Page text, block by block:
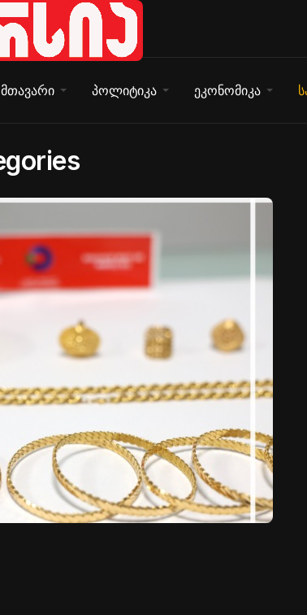
მთავარი პოლიტიკა ეკონომიკა